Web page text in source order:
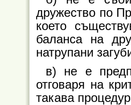
дружество по
което
баланса на
натрупани
в) не е
отговаря на
такава